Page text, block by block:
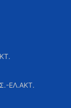
ΕΛ.ΑΚΤ.